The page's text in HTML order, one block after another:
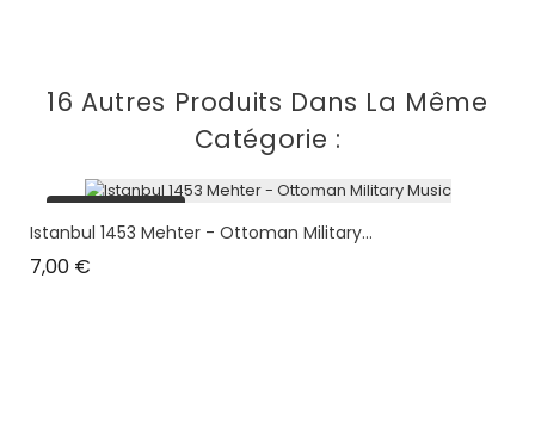
16 Autres Produits Dans La Même
Catégorie :
plus en stock
Istanbul 1453 Mehter - Ottoman Military...
7,00 €